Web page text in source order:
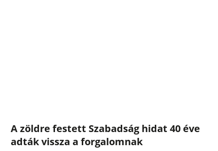
A zöldre festett Szabadság hidat 40 éve
adták vissza a forgalomnak